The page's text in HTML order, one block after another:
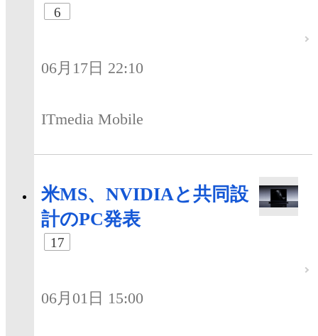
6
06月17日 22:10
ITmedia Mobile
米MS、NVIDIAと共同設
計のPC発表
17
06月01日 15:00